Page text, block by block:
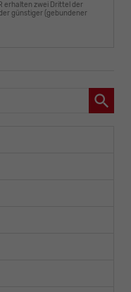
erhalten zwei Drittel der
günstiger (gebundener